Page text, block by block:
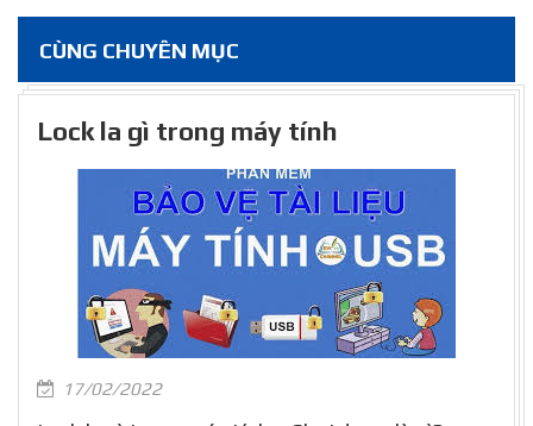
CÙNG CHUYÊN MỤC
Lock la gì trong máy tính
17/02/2022